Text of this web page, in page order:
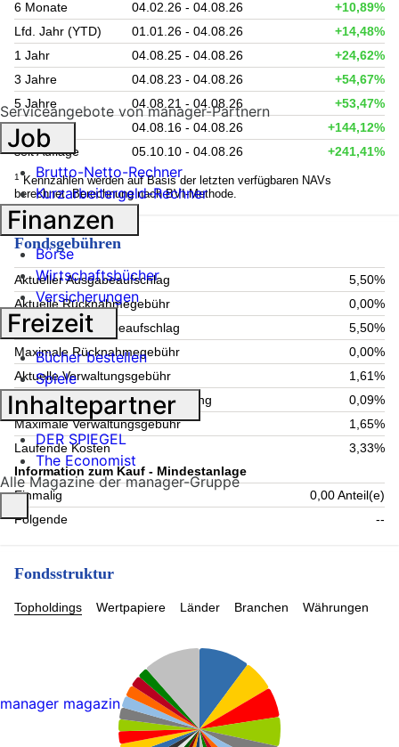
6 Monate
04.02.26 - 04.08.26
+10,89%
Lfd. Jahr (YTD)
01.01.26 - 04.08.26
+14,48%
1 Jahr
04.08.25 - 04.08.26
+24,62%
3 Jahre
04.08.23 - 04.08.26
+54,67%
5 Jahre
04.08.21 - 04.08.26
+53,47%
10 Jahre
04.08.16 - 04.08.26
+144,12%
seit Auflage
05.10.10 - 04.08.26 +241,41%
1
Kennzahlen werden auf Basis der letzten verfügbaren NAVs
berechnet. Berechnung nach BVI-Methode.
Fondsgebühren
Aktueller Ausgabeaufschlag
5,50%
Aktuelle Rücknahmegebühr
0,00%
Maximaler Ausgabeaufschlag
5,50%
Maximale Rücknahmegebühr
0,00%
Aktuelle Verwaltungsgebühr
1,61%
Maximale Verwahrstellenvergütung
0,09%
Maximale Verwaltungsgebühr
1,65%
Laufende Kosten
3,33%
Information zum Kauf - Mindestanlage
Einmalig
0,00 Anteil(e)
Folgende
--
Fondsstruktur
Topholdings Wertpapiere Länder Branchen Währungen
Serviceangebote von manager-Partnern
Job
Brutto-Netto-Rechner
Kurzarbeitergeld-Rechner
Finanzen
Börse
Wirtschaftsbücher
Versicherungen
Freizeit
Bücher bestellen
Spiele
Inhaltepartner
DER SPIEGEL
The Economist
Alle Magazine der manager-Gruppe
manager magazin